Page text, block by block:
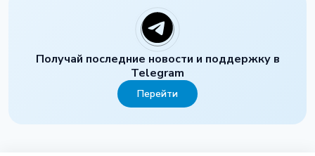
Получай последние новости и поддержку в
Telegram
Перейти